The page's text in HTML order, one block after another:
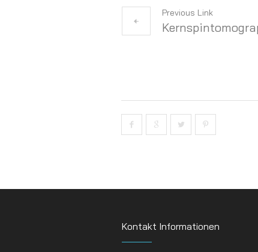
Previous Link
Kontakt Informationen